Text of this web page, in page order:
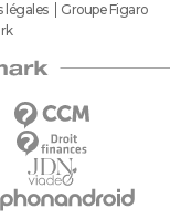
légales
Groupe Figaro